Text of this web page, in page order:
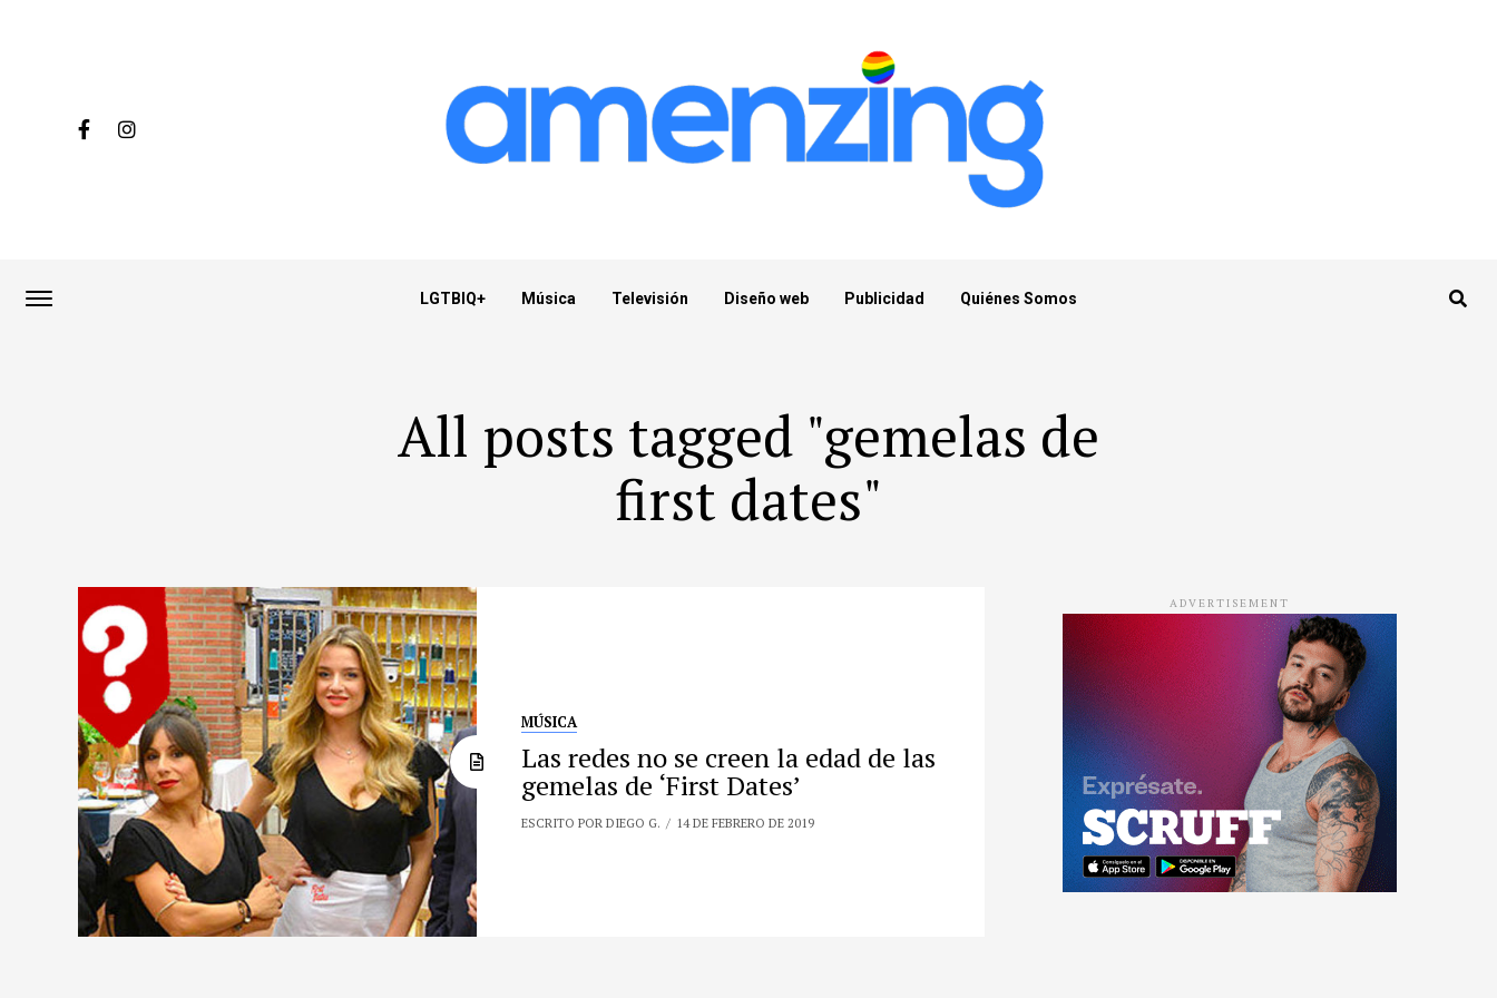
LGTBIQ+ Música Televisión Diseño web Publicidad Quiénes Somos
All posts tagged "gemelas de
first dates"
MÚSICA
Las redes no se creen la edad de las
gemelas de ‘First Dates’
ESCRITO POR DIEGO G. 14 DE FEBRERO DE 2019
ADVERTISEMENT